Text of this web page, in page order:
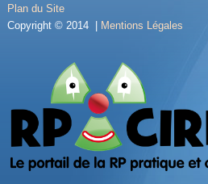
Plan du Site
Copyright © 2014 |
Mentions Légales